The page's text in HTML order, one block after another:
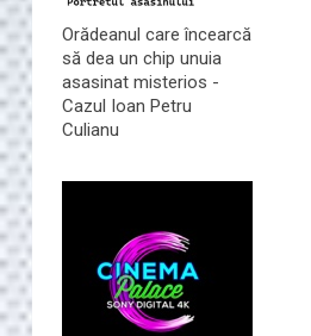
Orădeanul care încearcă
să dea un chip unuia
asasinat misterios -
Cazul Ioan Petru
Culianu